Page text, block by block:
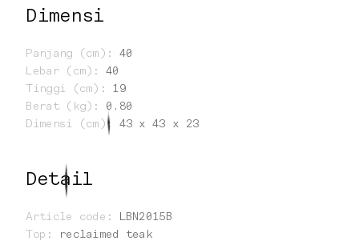
Dimensi
Panjang (cm) :
40
Lebar (cm) :
40
Tinggi (cm) :
19
Berat (kg) :
0.80
Dimensi (cm): 43 x 43 x 23
Detail
Article code :
LBN2015B
Top :
reclaimed teak